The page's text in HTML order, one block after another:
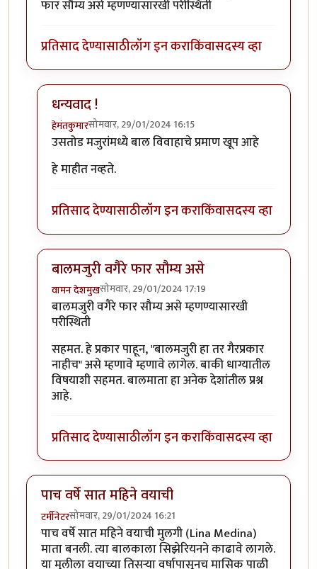
फार सौम्य असे म्हणण्यासारखी परीस्थिती
प्रतिसाद देण्यासाठीलॉग इन कराकिंवासदस्य व्हा
धन्यवाद !
हेमंतकुमारसोमवार, 29/01/2024 16:15
In reply toभयंकर!!byराजेंद्र मेहेंदळे
उसतोड मजुरांमध्ये बाल विवाहाचे प्रमाण खूप आहे
हे माहीत नव्हते.
प्रतिसाद देण्यासाठीलॉग इन कराकिंवासदस्य व्हा
बालमजुरी वगैरे फार सौम्य असे
वामन देशमुखसोमवार, 29/01/2024 17:19
In reply toभयंकर!!byराजेंद्र मेहेंदळे
बालमजुरी वगैरे फार सौम्य असे म्हणण्यासारखी
परीस्थिती
सहमत. हे प्रकार पाहून, "बालमजुरी हा तर गैरप्रकार
नाहीच" असे म्हणावे म्हणावे लागेल. बाकी धाग्यातील
विषयाशी सहमत. बालमाता हा अनेक देशांतील प्रश्न
आहे.
प्रतिसाद देण्यासाठीलॉग इन कराकिंवासदस्य व्हा
पाच वर्षे सात महिने वयाची
टर्मीनेटरसोमवार, 29/01/2024 16:21
पाच वर्षे सात महिने वयाची मुलगी (Lina Medina)
माता बनली. त्या बालकाला सिझेरियनने काढावे लागले.
या मुलीला वयाच्या तिसऱ्या वर्षापासूनच मासिक पाळी